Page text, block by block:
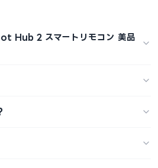
Hub 2 スマートリモコン 美品